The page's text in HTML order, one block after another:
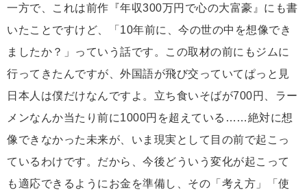
一方で、これは前作『年収300万円で心の大富豪』にも書
いたことですけど、「10年前に、今の世の中を想像でき
ましたか？」っていう話です。この取材の前にもジムに
行ってきたんですが、外国語が飛び交っていてぱっと見
日本人は僕だけなんですよ。立ち食いそばが700円、ラー
メンなんか当たり前に1000円を超えている……絶対に想
像できなかった未来が、いま現実として目の前で起こっ
ているわけです。だから、今後どういう変化が起こって
も適応できるようにお金を準備し、その「考え方」「使